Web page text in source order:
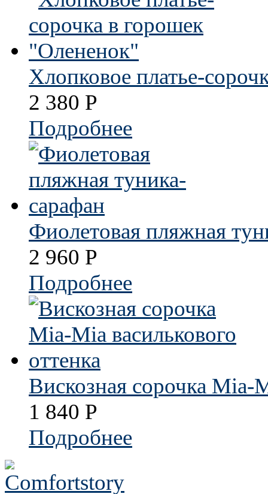
Хлопковое платье-
2 380 Р
Подробнее
Фиолетовая пляжная
2 960 Р
Подробнее
Вискозная сорочка Mia-
1 840 Р
Подробнее